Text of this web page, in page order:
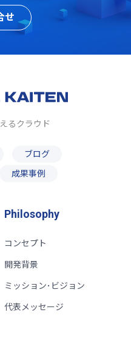
せ
るクラウド
ブログ
成果事例
Philosophy
コンセプト
開発背景
ミッション･ビジョン
代表メッセージ